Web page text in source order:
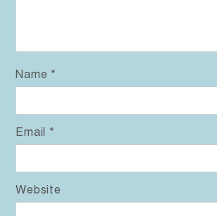
Name *
Email *
Website